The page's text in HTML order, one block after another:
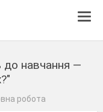
до навчання —
робота